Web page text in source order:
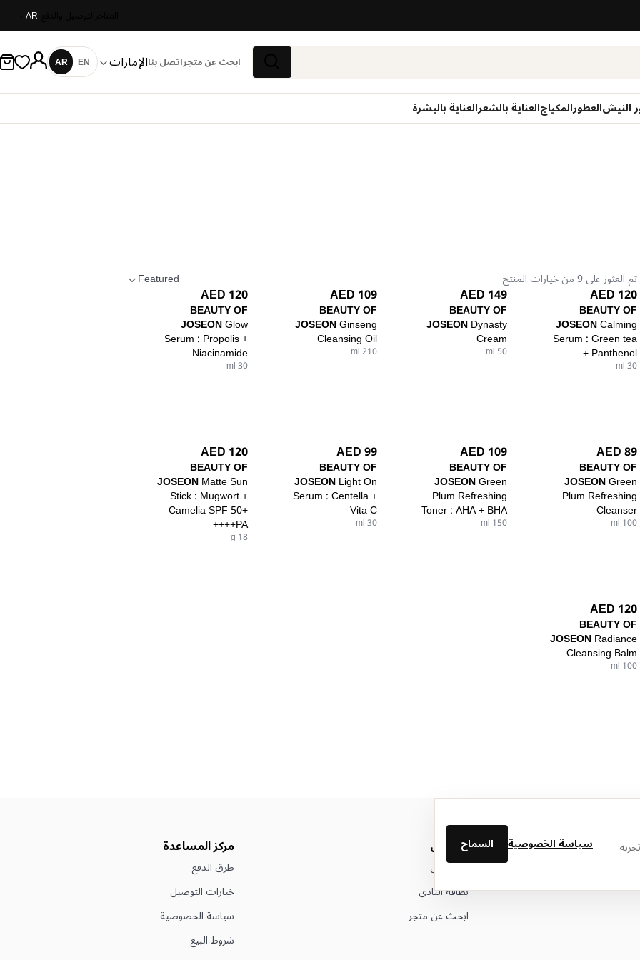
AR
بحث
ابحث عن متجراتصل بناالإمارات اللغة
EN
AR
النيشالعطورالمكياجالعناية بالشعرالعناية بالبشرة
تم العثور على 9 من خيارات المنتج Featured
120 AED
BEAUTY OF
JOSEONCalming
Serum : Green tea
+ Panthenol
30 ml
149 AED
BEAUTY OF
JOSEONDynasty
Cream
50 ml
109 AED
BEAUTY OF
JOSEONGinseng
Cleansing Oil
210 ml
120 AED
BEAUTY OF
JOSEONGlow
Serum : Propolis +
Niacinamide
30 ml
89 AED
BEAUTY OF
JOSEONGreen
Plum Refreshing
Cleanser
100 ml
109 AED
BEAUTY OF
JOSEONGreen
Plum Refreshing
Toner : AHA + BHA
150 ml
99 AED
BEAUTY OF
JOSEONLight On
Serum : Centella +
Vita C
30 ml
120 AED
BEAUTY OF
JOSEONMatte Sun
Stick : Mugwort +
Camelia SPF 50+
PA++++
18 g
120 AED
BEAUTY OF
JOSEONRadiance
Cleansing Balm
100 ml
سياسة الخصوصية السماحمن نحن
عن ليتوال
بطاقة النادي
ابحث عن متجر
مركز المساعدة
طرق الدفع
خيارات التوصيل
سياسة الخصوصية
شروط البيع